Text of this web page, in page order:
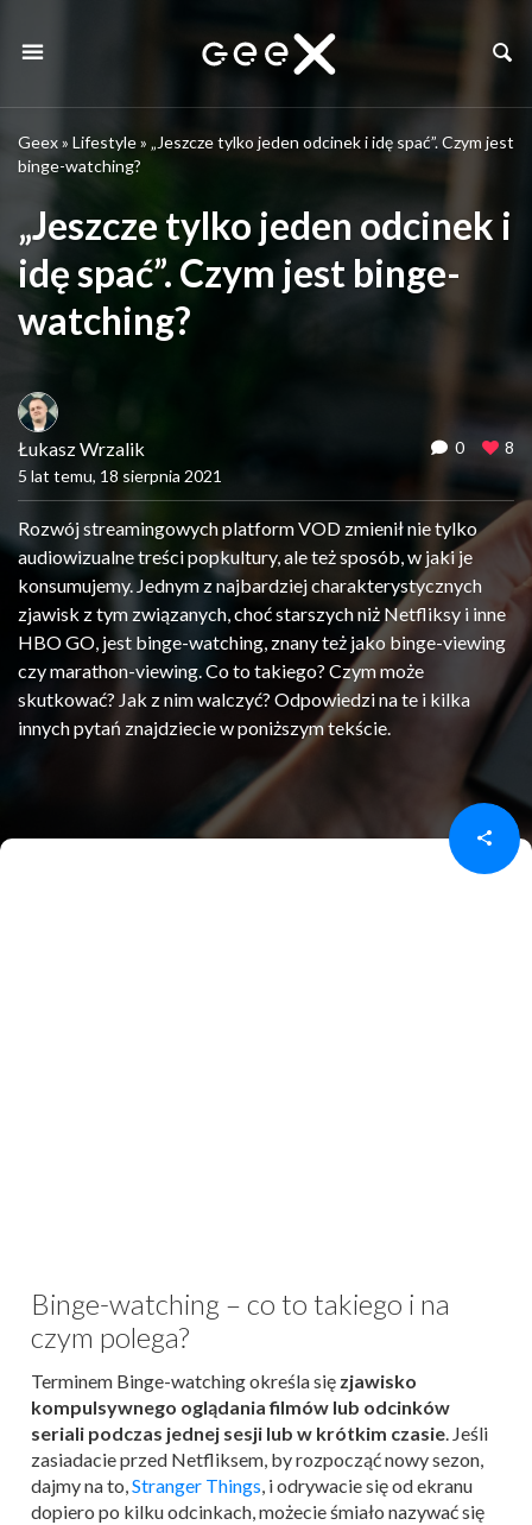
Geex» Lifestyle» „Jeszcze tylko jeden odcinek i idę spać”. Czym jest
binge-watching?
„Jeszcze tylko jeden odcinek i
idę spać”. Czym jest binge-
watching?
Łukasz Wrzalik
5 lat temu, 18 sierpnia 2021
0 8
Rozwój streamingowych platform VOD zmienił nie tylko
audiowizualne treści popkultury, ale też sposób, w jaki je
konsumujemy. Jednym z najbardziej charakterystycznych
zjawisk z tym związanych, choć starszych niż Netfliksy i inne
HBO GO, jest binge-watching, znany też jako binge-viewing
czy marathon-viewing. Co to takiego? Czym może
skutkować? Jak z nim walczyć? Odpowiedzi na te i kilka
innych pytań znajdziecie w poniższym tekście.
Binge-watching – co to takiego i na
czym polega?
Terminem Binge-watching określa się zjawisko
kompulsywnego oglądania filmów lub odcinków
seriali podczas jednej sesji lub w krótkim czasie. Jeśli
zasiadacie przed Netfliksem, by rozpocząć nowy sezon,
dajmy na to,Stranger Things, i odrywacie się od ekranu
dopiero po kilku odcinkach, możecie śmiało nazywać się